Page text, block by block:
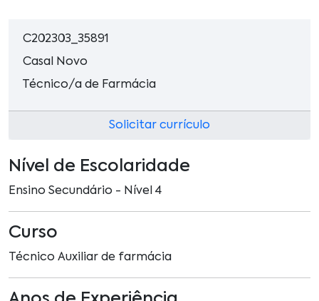
C202303_35891
Casal Novo
Técnico/a de Farmácia
Solicitar currículo
Nível de Escolaridade
Ensino Secundário - Nível 4
Curso
Técnico Auxiliar de farmácia